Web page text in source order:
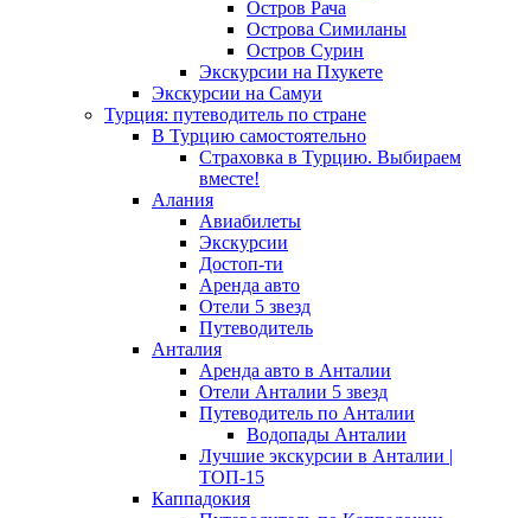
Остров Рача
Острова Симиланы
Остров Сурин
Экскурсии на Пхукете
Экскурсии на Самуи
Турция: путеводитель по стране
В Турцию самостоятельно
Страховка в Турцию. Выбираем
вместе!
Алания
Авиабилеты
Экскурсии
Достоп-ти
Аренда авто
Отели 5 звезд
Путеводитель
Анталия
Аренда авто в Анталии
Отели Анталии 5 звезд
Путеводитель по Анталии
Водопады Анталии
Лучшие экскурсии в Анталии |
ТОП-15
Каппадокия